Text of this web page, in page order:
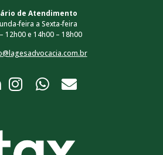
de Atendimento
feira a Sexta-feira
12h00 e 14h00 – 18h00